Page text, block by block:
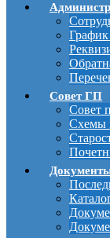
Совет ГП
Совет
Схемы